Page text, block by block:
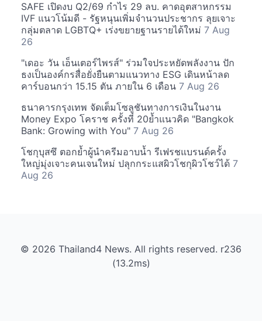
SAFE เปิดงบ Q2/69 กำไร 29 ลบ. คาดอุตสาหกรรม
IVF แนวโน้มดี - รัฐหนุนเพิ่มจำนวนประชากร ลุยเจาะ
กลุ่มตลาด LGBTQ+ เร่งขยายฐานรายได้ใหม่ 7 Aug
26
"เดอะ วัน เอ็นเตอร์ไพรส์" ร่วมใจประหยัดพลังงาน ปัก
ธงเป็นองค์กรสื่อยั่งยืนตามแนวทาง ESG เดินหน้าลด
คาร์บอนกว่า 15.15 ตัน ภายใน 6 เดือน 7 Aug 26
ธนาคารกรุงเทพ จัดเต็มโซลูชันทางการเงินในงาน
Money Expo โคราช ครั้งที่ 20ย้ำแนวคิด "Bangkok
Bank: Growing with You" 7 Aug 26
โชกุบุสซึ ตอกย้ำผู้นำครีมอาบน้ำ รีเฟรชแบรนด์ครั้ง
ใหญ่มุ่งเจาะคนเจนใหม่ ปลุกกระแสผิวโชกุผิวโชว์ได้ 7
Aug 26
© 2026 Thailand4 News. All rights reserved. r236
(13.2ms)